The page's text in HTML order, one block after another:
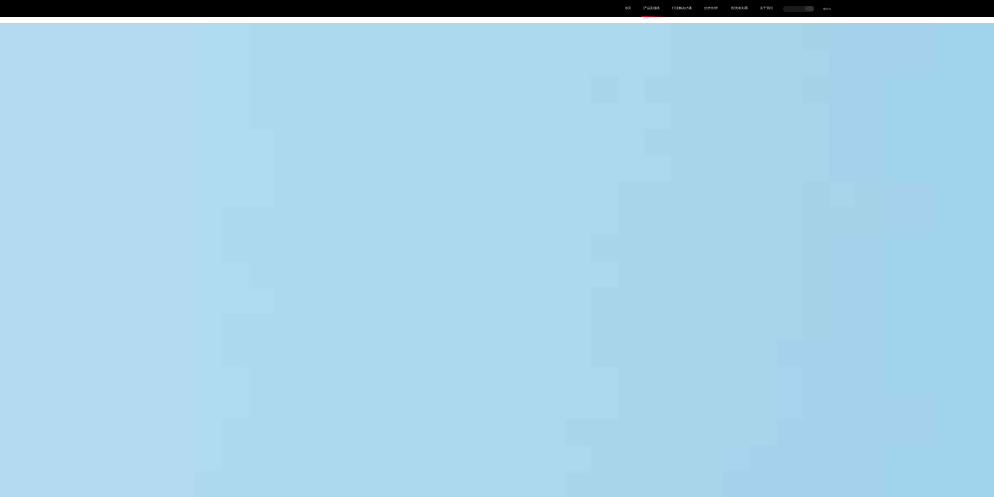
首页 产品及服务 行业解决方案 合作伙伴 投资者关系 关于我们 中EN